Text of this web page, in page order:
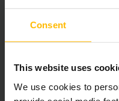
Consent
This website uses
We use cookies to